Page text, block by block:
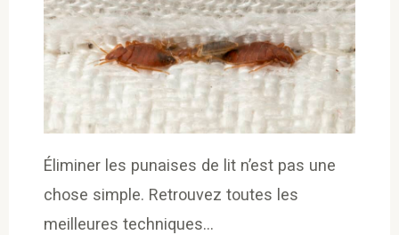
Éliminer les punaises de lit n’est pas une
chose simple. Retrouvez toutes les
meilleures techniques…